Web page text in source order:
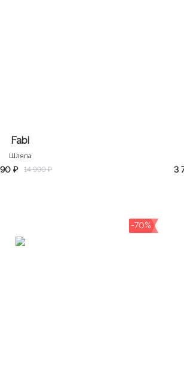
Fabi
Шляпа
₽ 14 990 ₽ 3
-70%